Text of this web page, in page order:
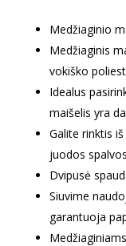
Medžiaginio
Medžiaginis
vokiško
Idealus
maišelis yra
Galite rinktis
juodos
Dvipusė
Siuvime
garantuoja